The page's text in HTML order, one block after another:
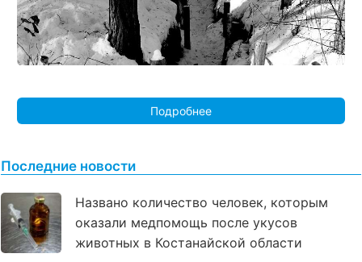
Подробнее
Последние новости
Названо количество человек, которым
оказали медпомощь после укусов
животных в Костанайской области